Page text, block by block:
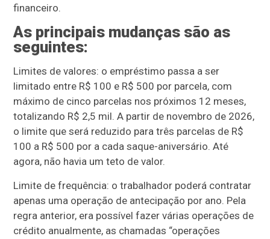
financeiro.
As principais mudanças são as
seguintes:
Limites de valores: o empréstimo passa a ser
limitado entre R$ 100 e R$ 500 por parcela, com
máximo de cinco parcelas nos próximos 12 meses,
totalizando R$ 2,5 mil. A partir de novembro de 2026,
o limite que será reduzido para três parcelas de R$
100 a R$ 500 por a cada saque-aniversário. Até
agora, não havia um teto de valor.
Limite de frequência: o trabalhador poderá contratar
apenas uma operação de antecipação por ano. Pela
regra anterior, era possível fazer várias operações de
crédito anualmente, as chamadas “operações